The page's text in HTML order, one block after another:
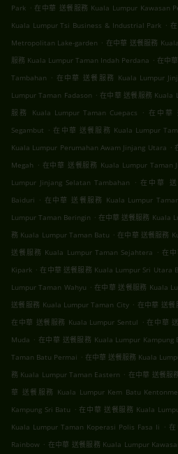
Park . 在中華 送餐服務 Kuala Lumpur Kawasan
Kuala Lumpur Tsi Business & Industrial Park .
Metropolitan Lake-garden . 在中華 送餐服務
服務 Kuala Lumpur Taman Indah Perdana . 在中
Tambahan . 在中華 送餐服務 Kuala Lumpur
Lumpur Taman Fadason . 在中華 送餐服務
服務 Kuala Lumpur Taman Cuepacs
. 在中華
Segambut . 在中華 送餐服務 Kuala Lumpur
Kuala Lumpur Perumahan Awam Jinjang Utara .
Megah . 在中華 送餐服務 Kuala Lumpur Taman
Lumpur Jinjang Selatan Tambahan
. 在中華 送
Baiduri . 在中華 送餐服務 Kuala Lumpur
Lumpur Taman Beringin . 在中華 送餐服務 Kuala
務 Kuala Lumpur Taman Batu . 在中華 送餐服務
送餐服務 Kuala Lumpur Taman Sejahtera . 在
Kipark . 在中華 送餐服務 Kuala Lumpur Sri Utara
Lumpur Taman Wahyu . 在中華 送餐服務 Kuala
送餐服務 Kuala Lumpur Taman City . 在中華 送
在中華 送餐服務 Kuala Lumpur Sentul . 在中華
Muda . 在中華 送餐服務 Kuala Lumpur Kampung
Taman Batu Permai . 在中華 送餐服務 Kuala
務 Kuala Lumpur Taman Eastern . 在中華 送餐服
華 送餐服務 Kuala Lumpur Kem Batu
Kampung Sri Batu . 在中華 送餐服務 Kuala
Kuala Lumpur Taman Koperasi Polis Fasa Ii .
Rainbow . 在中華 送餐服務 Kuala Lumpur